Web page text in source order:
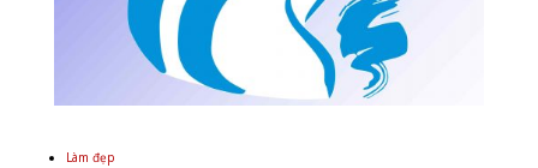
Làm đẹp